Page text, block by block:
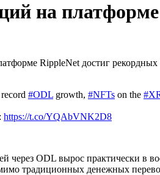
на
RippleNet достиг
#ODL growth, #NFTs on the
https://t.co/YQAbVNK2D8
через ODL вырос практически
традиционных денежных